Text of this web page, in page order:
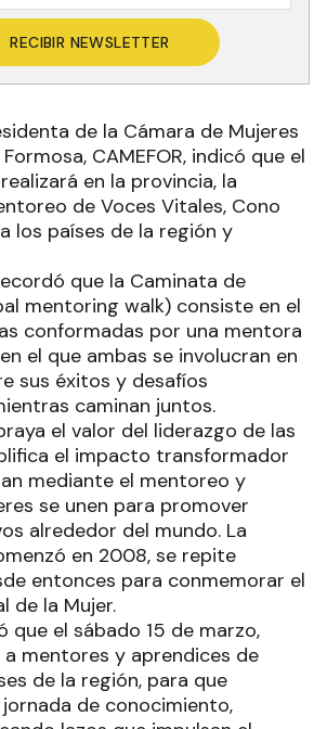
RECIBIR NEWSLETTER
de la Cámara de Mujeres
CAMEFOR, indicó que el
en la provincia, la
de Voces Vitales, Cono
los países de la región y
que la Caminata de
mentoring walk) consiste en el
conformadas por una mentora
el que ambas se involucran en
sus éxitos y desafíos
caminan juntos.
el valor del liderazgo de las
el impacto transformador
mediante el mentoreo y
se unen para promover
alrededor del mundo. La
en 2008, se repite
entonces para conmemorar el
de la Mujer.
que el sábado 15 de marzo,
a mentores y aprendices de
de la región, para que
de conocimiento,